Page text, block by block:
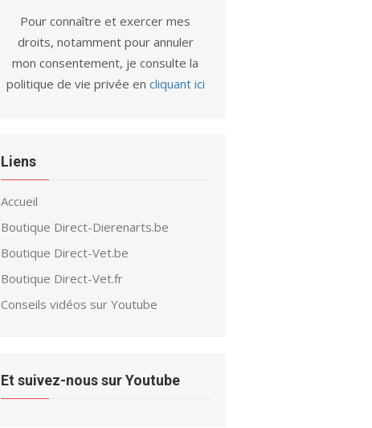
Pour connaître et exercer mes
droits, notamment pour annuler
mon consentement, je consulte la
politique de vie privée en cliquant ici
Liens
Accueil
Boutique Direct-Dierenarts.be
Boutique Direct-Vet.be
Boutique Direct-Vet.fr
Conseils vidéos sur Youtube
Et suivez-nous sur Youtube